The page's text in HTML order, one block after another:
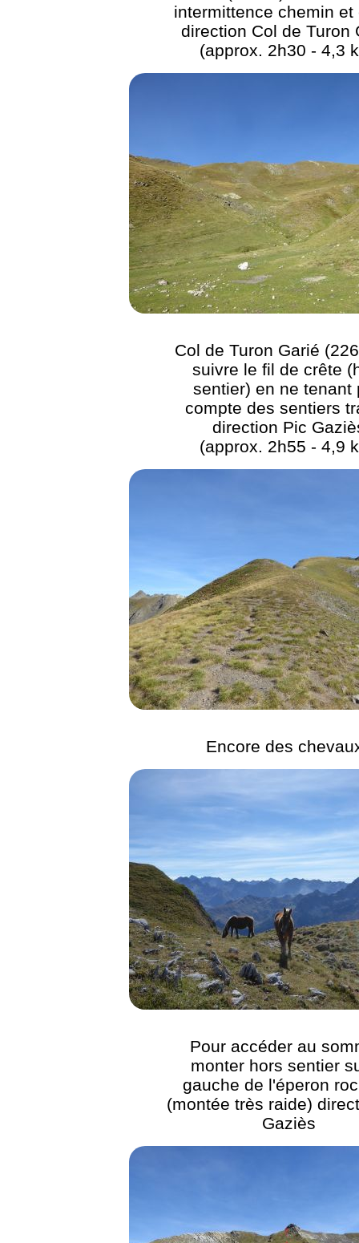
intermittence chemin et
direction Col de Turon
(approx. 2h30 - 4,3
Col de Turon Garié
suivre le fil de crête
sentier) en ne tenant
compte des sentiers
direction Pic
(approx. 2h55 - 4,9
Encore des
Pour accéder au
monter hors sentier
gauche de l'éperon
(montée très raide)
Gaziès